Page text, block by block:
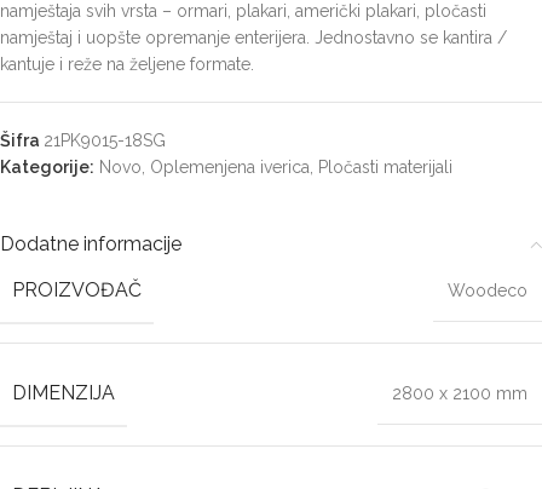
namještaja svih vrsta – ormari, plakari, američki plakari, pločasti
namještaj i uopšte opremanje enterijera. Jednostavno se kantira /
kantuje i reže na željene formate.
Šifra 21PK9015-18SG
Kategorije: Novo Oplemenjena iverica Pločasti materijali
Dodatne informacije
PROIZVOĐAČ
Woodeco
DIMENZIJA 2800 x 2100 mm